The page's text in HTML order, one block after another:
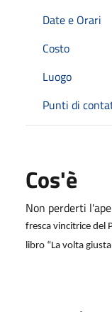
Date e Orari
Costo
Luogo
Punti di
Cos'è
Non perderti
fresca vincitrice del
libro “La volta